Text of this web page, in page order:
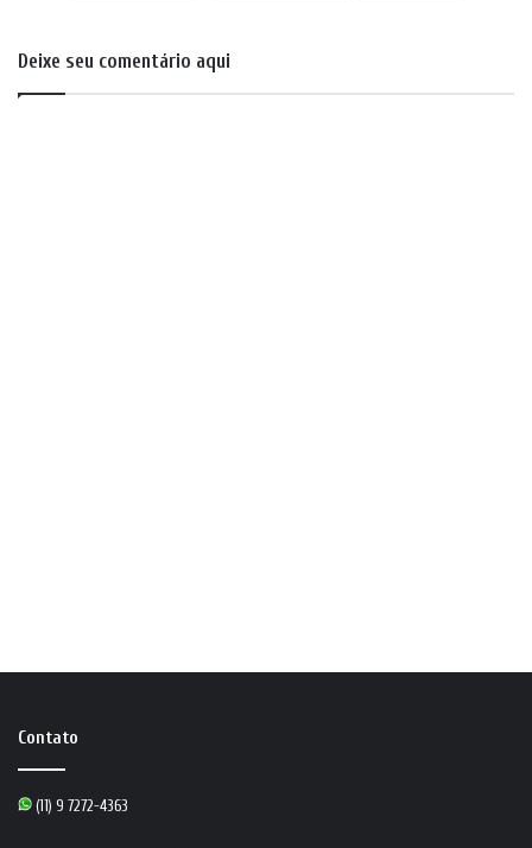
Deixe seu comentário aqui
Contato
(11) 9 7272-4363